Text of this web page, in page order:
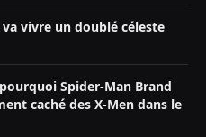
va vivre un doublé céleste
Spider-Man Brand
caché des X-Men dans le